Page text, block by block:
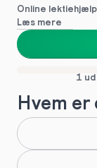
Online
Læs mere
1
Hvem er